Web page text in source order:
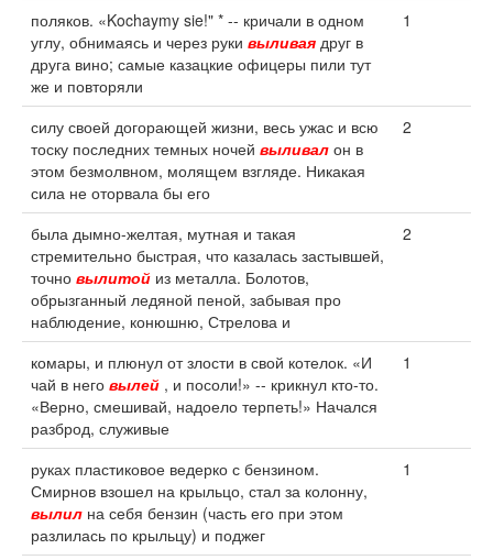
поляков. «Kochaymy sie!" * -- кричали в одном
углу, обнимаясь и через руки выливая друг в
друга вино; самые казацкие офицеры пили тут
же и повторяли
1
силу своей догорающей жизни, весь ужас и всю
тоску последних темных ночей выливал он в
этом безмолвном, молящем взгляде. Никакая
сила не оторвала бы его
2
была дымно-желтая, мутная и такая
стремительно быстрая, что казалась застывшей,
точно вылитой из металла. Болотов,
обрызганный ледяной пеной, забывая про
наблюдение, конюшню, Стрелова и
2
комары, и плюнул от злости в свой котелок. «И
чай в него вылей , и посоли!» -- крикнул кто-то.
«Верно, смешивай, надоело терпеть!» Начался
разброд, служивые
1
руках пластиковое ведерко с бензином.
Смирнов взошел на крыльцо, стал за колонну,
вылил на себя бензин (часть его при этом
разлилась по крыльцу) и поджег
1